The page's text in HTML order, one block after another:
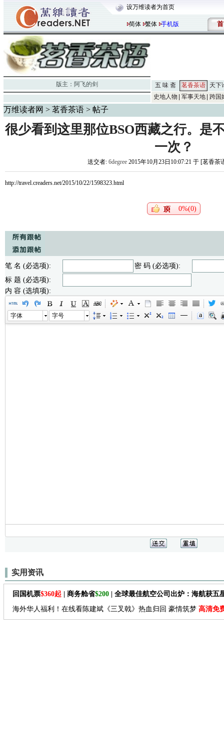
设万维读者为首页
简体 繁体 手机版 首
版主： 阿飞的剑 五 味 斋 茗香茶语
天下
史地人物
军事天地 跨国
万维读者网 > 茗香茶语 > 帖子
很少看到这里那位BSO西藏之行。是
一次？
送交者: 6degree 2015年10月23日10:07:21 于 [茗香茶
http://travel.creaders.net/2015/10/22/1598323.html
0%(0)
笔 名 (必选项):
密 码 (必选项):
标 题 (必选项):
内 容 (选填项):
字体 字号
实用资讯
回国机票$360起 | 商务舱省$200 | 全球最佳航空公司出炉：海航获五
海外华人福利！在线看陈建斌《三叉戟》热血归回 豪情筑梦 高清免